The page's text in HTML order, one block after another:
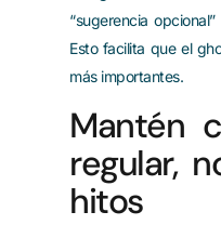
“sugerencia
Esto facilita que el
más importantes.
Mantén
regular,
hitos